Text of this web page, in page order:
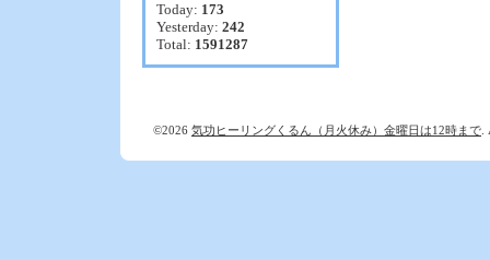
Today: 173
Yesterday: 242
Total: 1591287
©2026 気功ヒーリングくるん（月火休み）金曜日は12時まで